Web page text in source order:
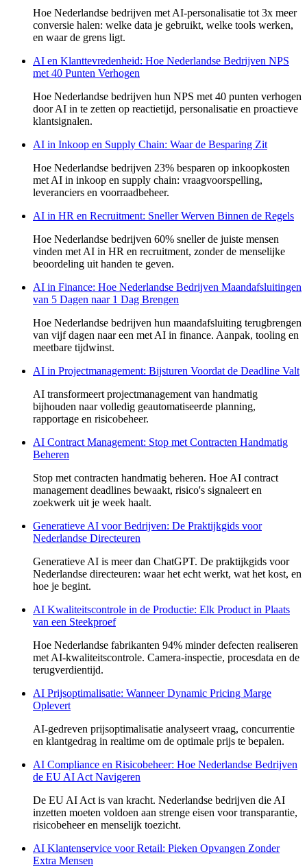
Hoe Nederlandse bedrijven met AI-personalisatie tot 3x meer
conversie halen: welke data je gebruikt, welke tools werken,
en waar de grens ligt.
AI en Klanttevredenheid: Hoe Nederlandse Bedrijven NPS
met 40 Punten Verhogen
Hoe Nederlandse bedrijven hun NPS met 40 punten verhogen
door AI in te zetten op reactietijd, personalisatie en proactieve
klantsignalen.
AI in Inkoop en Supply Chain: Waar de Besparing Zit
Hoe Nederlandse bedrijven 23% besparen op inkoopkosten
met AI in inkoop en supply chain: vraagvoorspelling,
leveranciers en voorraadbeheer.
AI in HR en Recruitment: Sneller Werven Binnen de Regels
Hoe Nederlandse bedrijven 60% sneller de juiste mensen
vinden met AI in HR en recruitment, zonder de menselijke
beoordeling uit handen te geven.
AI in Finance: Hoe Nederlandse Bedrijven Maandafsluitingen
van 5 Dagen naar 1 Dag Brengen
Hoe Nederlandse bedrijven hun maandafsluiting terugbrengen
van vijf dagen naar een met AI in finance. Aanpak, tooling en
meetbare tijdwinst.
AI in Projectmanagement: Bijsturen Voordat de Deadline Valt
AI transformeert projectmanagement van handmatig
bijhouden naar volledig geautomatiseerde planning,
rapportage en risicobeheer.
AI Contract Management: Stop met Contracten Handmatig
Beheren
Stop met contracten handmatig beheren. Hoe AI contract
management deadlines bewaakt, risico's signaleert en
zoekwerk uit je week haalt.
Generatieve AI voor Bedrijven: De Praktijkgids voor
Nederlandse Directeuren
Generatieve AI is meer dan ChatGPT. De praktijkgids voor
Nederlandse directeuren: waar het echt werkt, wat het kost, en
hoe je begint.
AI Kwaliteitscontrole in de Productie: Elk Product in Plaats
van een Steekproef
Hoe Nederlandse fabrikanten 94% minder defecten realiseren
met AI-kwaliteitscontrole. Camera-inspectie, procesdata en de
terugverdientijd.
AI Prijsoptimalisatie: Wanneer Dynamic Pricing Marge
Oplevert
AI-gedreven prijsoptimalisatie analyseert vraag, concurrentie
en klantgedrag in realtime om de optimale prijs te bepalen.
AI Compliance en Risicobeheer: Hoe Nederlandse Bedrijven
de EU AI Act Navigeren
De EU AI Act is van kracht. Nederlandse bedrijven die AI
inzetten moeten voldoen aan strenge eisen voor transparantie,
risicobeheer en menselijk toezicht.
AI Klantenservice voor Retail: Pieken Opvangen Zonder
Extra Mensen